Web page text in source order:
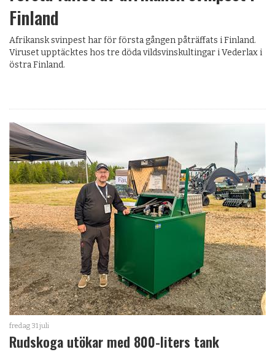
Finland
Afrikansk svinpest har för första gången påträffats i Finland.
Viruset upptäcktes hos tre döda vildsvinskultingar i Vederlax i
östra Finland.
fredag 31 juli
Rudskoga utökar med 800-liters tank